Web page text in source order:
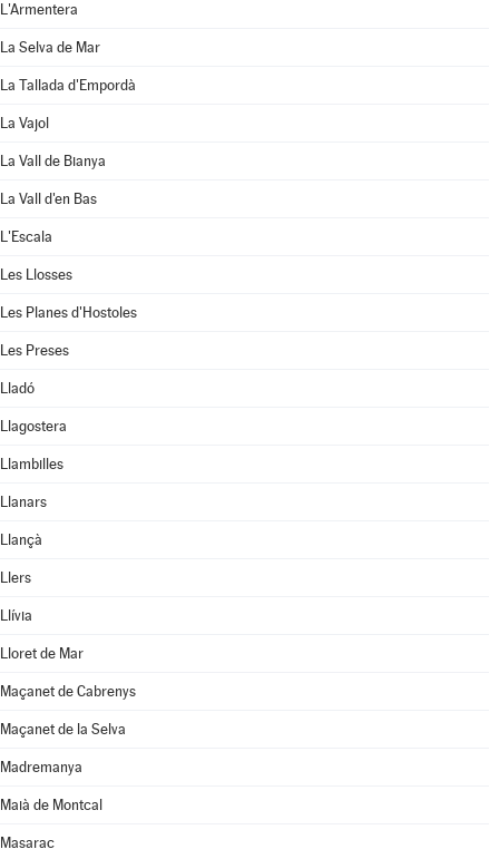
L'Armentera
La Selva de Mar
La Tallada d'Empordà
La Vajol
La Vall de Bianya
La Vall d'en Bas
L'Escala
Les Llosses
Les Planes d'Hostoles
Les Preses
Lladó
Llagostera
Llambilles
Llanars
Llançà
Llers
Llívia
Lloret de Mar
Maçanet de Cabrenys
Maçanet de la Selva
Madremanya
Maià de Montcal
Masarac